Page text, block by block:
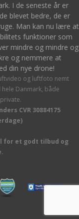
I de seneste år er
blevet bedre, de er
Man kan nu lære at
funktioner som
mindre og mindre og
og nemmere at
din nye drone!
og luftfoto nemt
Danmark, både
CVR 30884175
for et godt tilbud og